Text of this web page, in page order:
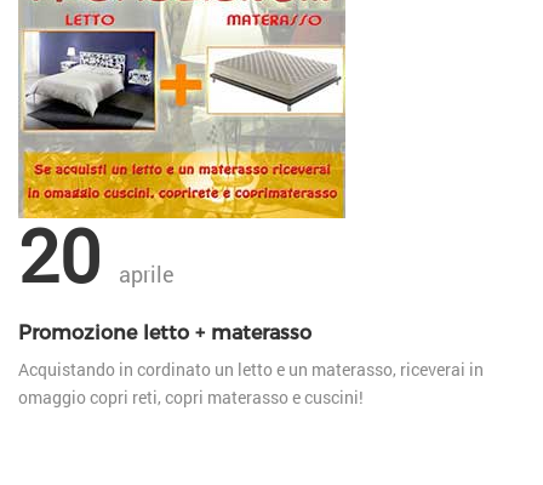
20 aprile
Promozione letto + materasso
Acquistando in cordinato un letto e un materasso, riceverai in
omaggio copri reti, copri materasso e cuscini!